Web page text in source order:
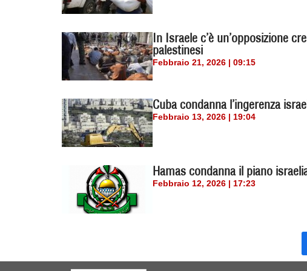
In Israele c’è un’opposizione
palestinesi
Febbraio 21, 2026 | 09:15
Cuba condanna l’ingerenza
Febbraio 13, 2026 | 19:04
Hamas condanna il piano
Febbraio 12, 2026 | 17:23